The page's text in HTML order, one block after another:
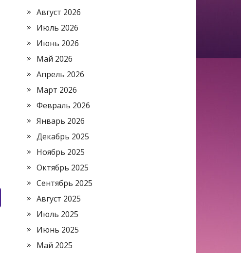
Август 2026
Июль 2026
Июнь 2026
Май 2026
Апрель 2026
Март 2026
Февраль 2026
Январь 2026
Декабрь 2025
Ноябрь 2025
Октябрь 2025
Сентябрь 2025
Август 2025
Июль 2025
Июнь 2025
Май 2025